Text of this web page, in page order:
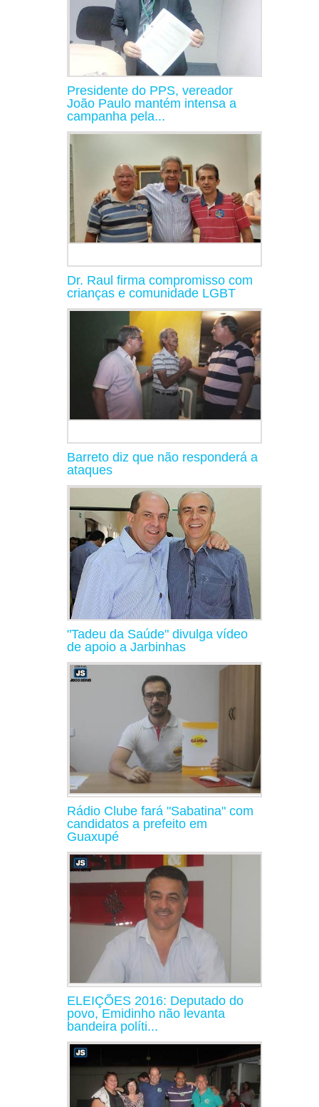
Presidente do PPS, vereador
João Paulo mantém intensa a
campanha pela...
Dr. Raul firma compromisso com
crianças e comunidade LGBT
Barreto diz que não responderá a
ataques
"Tadeu da Saúde" divulga vídeo
de apoio a Jarbinhas
Rádio Clube fará "Sabatina" com
candidatos a prefeito em
Guaxupé
ELEIÇÕES 2016: Deputado do
povo, Emidinho não levanta
bandeira políti...